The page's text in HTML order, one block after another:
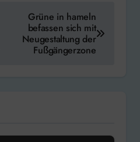
Grüne in hameln
befassen sich mit
Neugestaltung der
Fußgängerzone